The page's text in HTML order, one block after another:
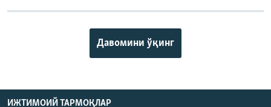
Давомини ўқинг
ИЖТИМОИЙ ТАРМОҚЛАР